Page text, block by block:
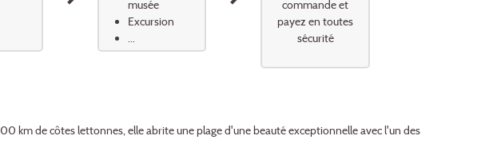
musée
Excursion
commande et
payez en toutes
sécurité
km de côtes lettonnes, elle abrite une plage d'une beauté exceptionnelle avec l'un des